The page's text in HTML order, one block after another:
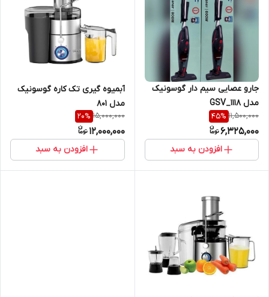
جارو عصایی سیم دار گوسونیک
مدل GSV_1118
11,500,000
45%
6,325,000
افزودن به سبد
آبمیوه گیری تک کاره گوسونیک
مدل 801
15,000,000
20%
12,000,000
افزودن به سبد